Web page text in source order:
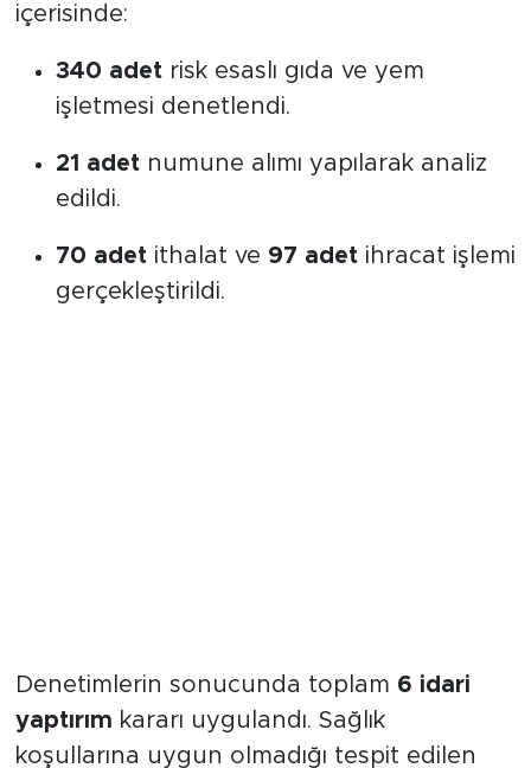
içerisinde:
340 adetrisk esaslı gıda ve yem
işletmesi denetlendi.
21 adetnumune alımı yapılarak analiz
edildi.
70 adetithalat ve 97 adetihracat işlemi
gerçekleştirildi.
güvenliği
Denetimlerin sonucunda toplam
yaptırımkararı uygulandı. Sağlık